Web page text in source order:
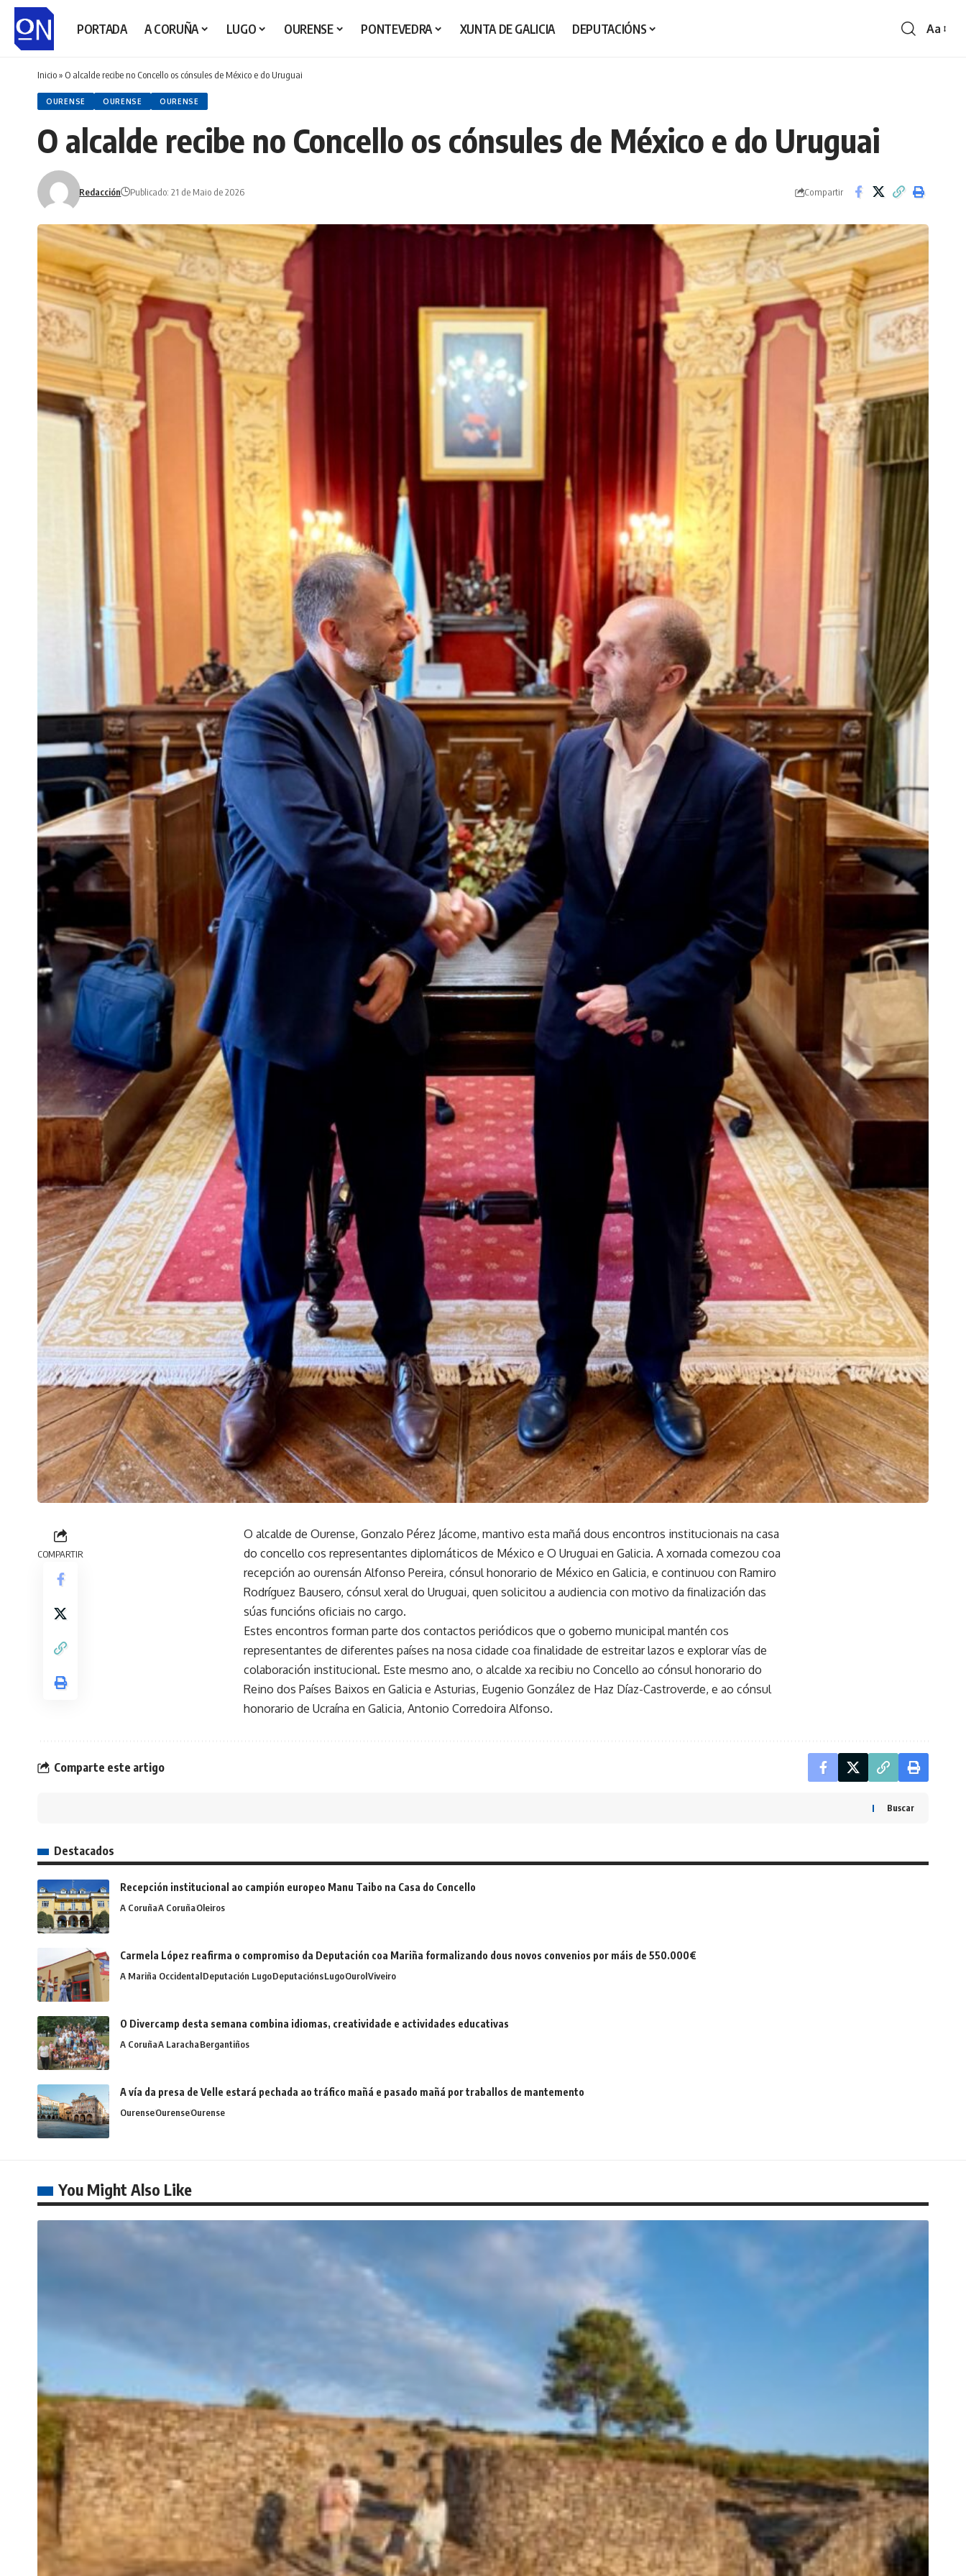
PORTADA A CORUÑA LUGO OURENSE PONTEVEDRA XUNTA DE GALICIA DEPUTACIÓNS Aa
Inicio» O alcalde recibe no Concello os cónsules de México e do Uruguai
OURENSE OURENSE OURENSE
O alcalde recibe no Concello os cónsules de México e do Uruguai
Redacción Publicado: 21 de Maio de 2026 Compartir
COMPARTIR
O alcalde de Ourense, Gonzalo Pérez Jácome, mantivo esta mañá dous encontros institucionais na casa
do concello cos representantes diplomáticos de México e O Uruguai en Galicia. A xornada comezou coa
recepción ao ourensán Alfonso Pereira, cónsul honorario de México en Galicia, e continuou con Ramiro
Rodríguez Bausero, cónsul xeral do Uruguai, quen solicitou a audiencia con motivo da finalización das
súas funcións oficiais no cargo.
Estes encontros forman parte dos contactos periódicos que o goberno municipal mantén cos
representantes de diferentes países na nosa cidade coa finalidade de estreitar lazos e explorar vías de
colaboración institucional. Este mesmo ano, o alcalde xa recibiu no Concello ao cónsul honorario do
Reino dos Países Baixos en Galicia e Asturias, Eugenio González de Haz Díaz-Castroverde, e ao cónsul
honorario de Ucraína en Galicia, Antonio Corredoira Alfonso.
Comparte este artigo
Buscar
Destacados
Recepción institucional ao campión europeo Manu Taibo na Casa do Concello
A CoruñaA CoruñaOleiros
Carmela López reafirma o compromiso da Deputación coa Mariña formalizando dous novos convenios por máis de 550.000€
A Mariña OccidentalDeputación LugoDeputaciónsLugoOurolViveiro
O Divercamp desta semana combina idiomas, creatividade e actividades educativas
A CoruñaA LarachaBergantiños
A vía da presa de Velle estará pechada ao tráfico mañá e pasado mañá por traballos de mantemento
OurenseOurenseOurense
You Might Also Like